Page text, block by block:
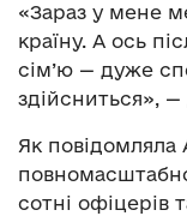
«Зараз у мене
країну. А ось
сім’ю — дуже
здійсниться», —
Як повідомляла
сотні офіцерів